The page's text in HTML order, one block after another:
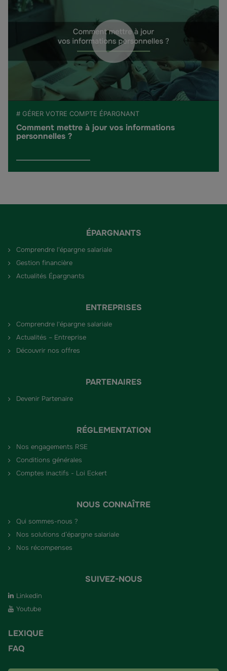
# GÉRER VOTRE COMPTE ÉPARGNANT
Comment mettre à jour vos informations
personnelles ?
ÉPARGNANTS
Comprendre l'épargne salariale
Gestion financière
Actualités Épargnants
ENTREPRISES
Comprendre l'épargne salariale
Actualités – Entreprise
Découvrir nos offres
PARTENAIRES
Devenir Partenaire
RÉGLEMENTATION
Nos engagements RSE
Conditions générales
Comptes inactifs - Loi Eckert
NOUS CONNAÎTRE
Qui sommes-nous ?
Nos solutions d’épargne salariale
Nos récompenses
SUIVEZ-NOUS
Linkedin
Youtube
LEXIQUE
FAQ